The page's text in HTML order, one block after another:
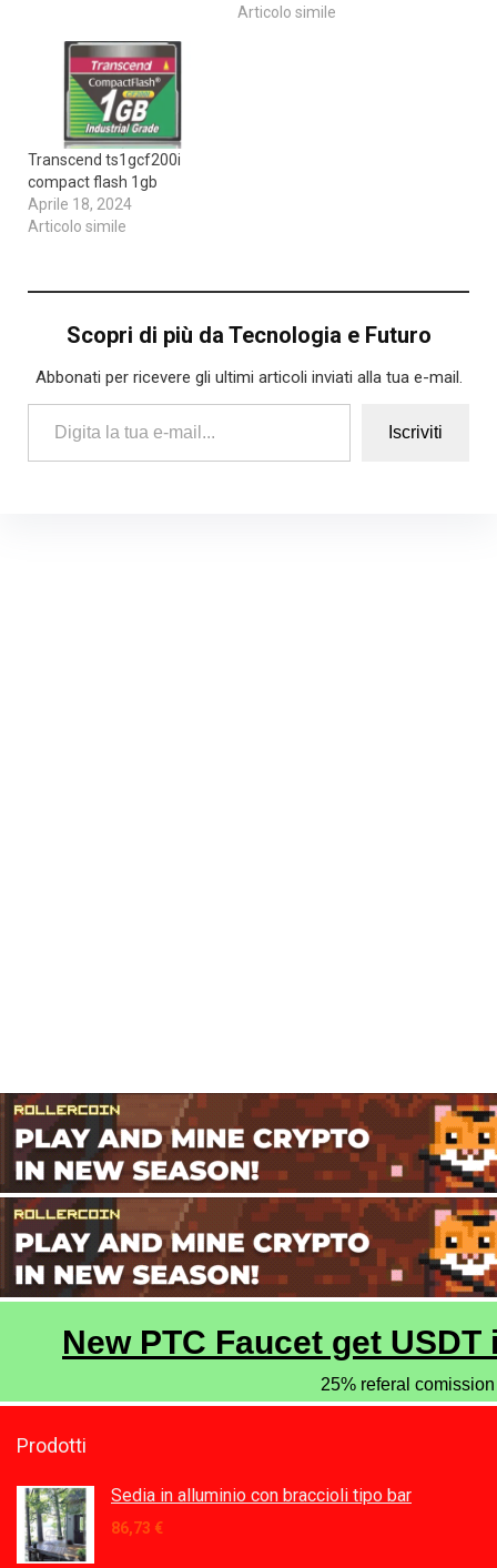
Articolo simile
Transcend ts1gcf200i
compact flash 1gb
Aprile 18, 2024
Articolo simile
Scopri di più da Tecnologia e Futuro
Abbonati per ricevere gli ultimi articoli inviati alla tua e-mail.
Digita la tua e-mail...
Iscriviti
Prodotti
Sedia in alluminio con braccioli tipo bar
86,73 €